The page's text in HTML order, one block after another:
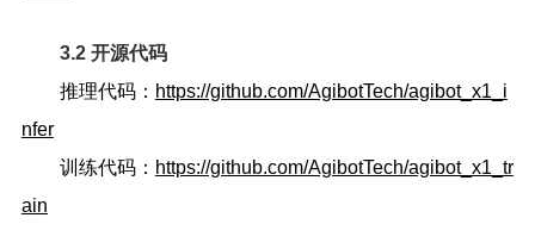
3.2 开源代码
推理代码： https://github.com/AgibotTech/agibot_x1_i
nfer
训练代码： https://github.com/AgibotTech/agibot_x1_tr
ain